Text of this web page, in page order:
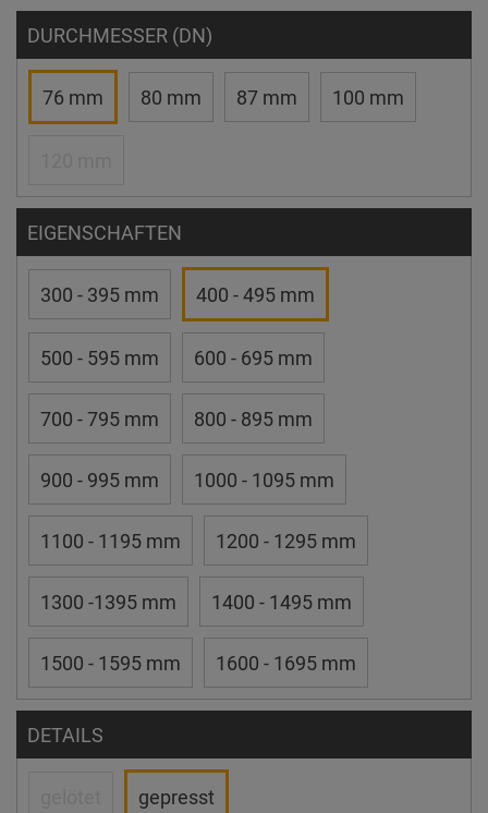
DURCHMESSER (DN)
76 mm 80 mm 87 mm 100 mm
EIGENSCHAFTEN
300 - 395 mm 400 - 495 mm
500 - 595 mm 600 - 695 mm
700 - 795 mm 800 - 895 mm
900 - 995 mm 1000 - 1095 mm
1100 - 1195 mm 1200 - 1295 mm
1300 -1395 mm 1400 - 1495 mm
1500 - 1595 mm 1600 - 1695 mm
DETAILS
gepresst